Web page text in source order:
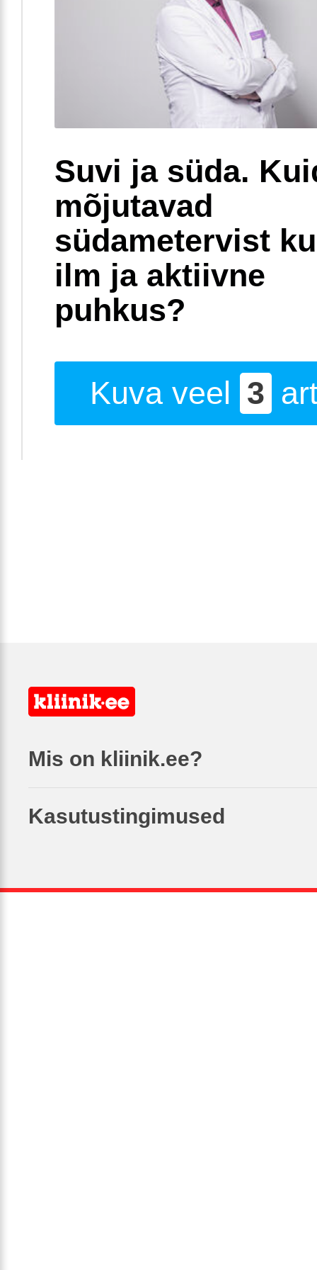
Suvi ja süda.
mõjutavad
südametervist
ilm ja aktiivne
puhkus?
Kuva veel 3
Mis on kliinik.ee?
Kasutustingimused